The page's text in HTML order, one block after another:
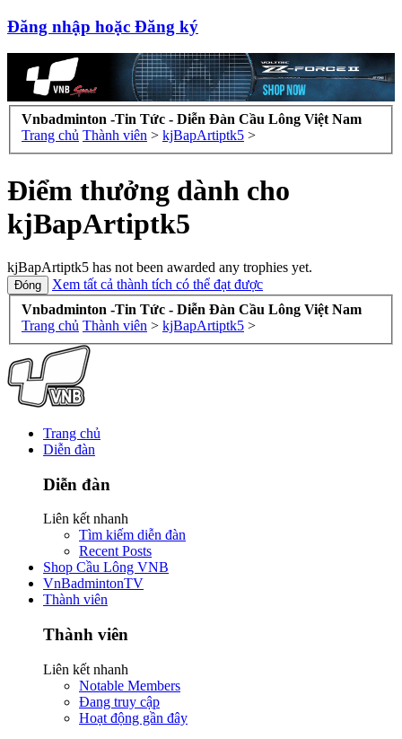
Đăng nhập hoặc Đăng ký
Vnbadminton -Tin Tức - Diễn Đàn Cầu Lông Việt Nam
Trang chủ Thành viên > kjBapArtiptk5 >
Điểm thưởng dành cho
kjBapArtiptk5
kjBapArtiptk5 has not been awarded any trophies yet.
Xem tất cả thành tích có thể đạt được
Vnbadminton -Tin Tức - Diễn Đàn Cầu Lông Việt Nam
Trang chủ Thành viên > kjBapArtiptk5 >
Trang chủ
Diễn đàn
Diễn đàn
Liên kết nhanh
Tìm kiếm diễn đàn
Recent Posts
Shop Cầu Lông VNB
VnBadmintonTV
Thành viên
Thành viên
Liên kết nhanh
Notable Members
Đang truy cập
Hoạt động gần đây